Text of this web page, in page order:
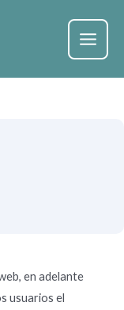
Main
Menu
en adelante
usuarios el